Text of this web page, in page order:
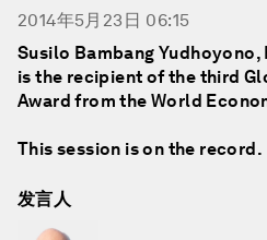
2014年5月23日 06:15
Susilo Bambang Yudhoyono,
is the recipient of the third
Award from the World
This session is on the record.
发言人